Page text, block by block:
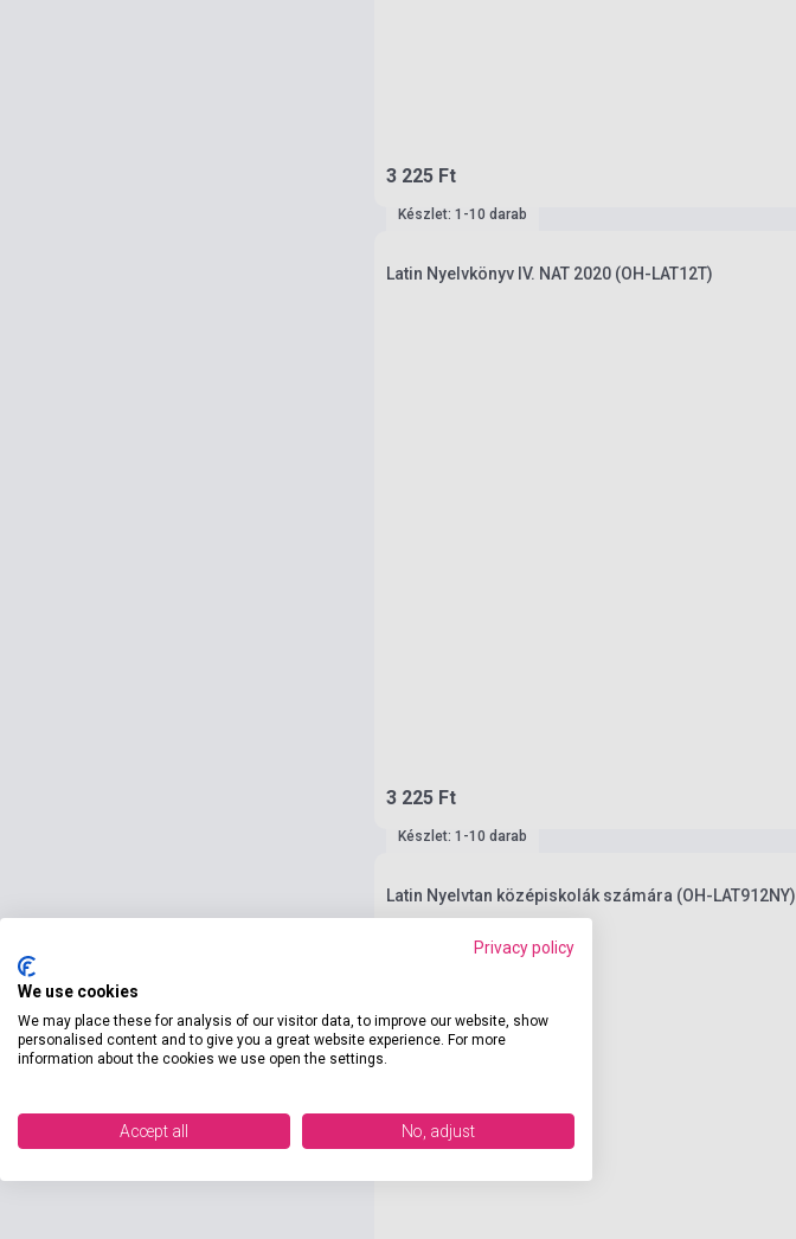
3 225 Ft
Készlet: 1-10 darab
Latin Nyelvkönyv IV. NAT 2020 (OH-LAT12T)
3 225 Ft
Készlet: 1-10 darab
Latin Nyelvtan középiskolák számára (OH-LAT912NY)
Privacy policy
We use cookies
We may place these for analysis of our visitor data, to improve our website, show
personalised content and to give you a great website experience. For more
information about the cookies we use open the settings.
Accept all No, adjust